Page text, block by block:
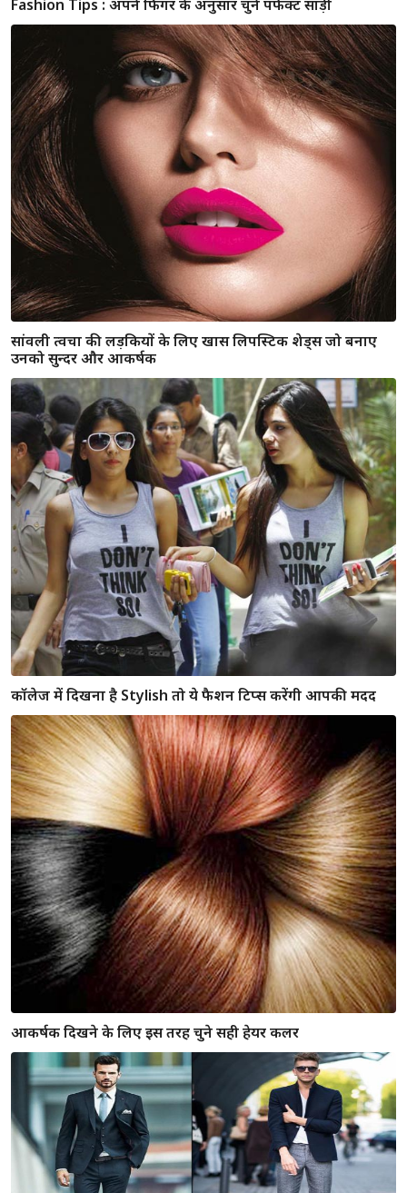
Fashion Tips : New Year Party में अपने शरीर की बनावट के
हिसाब से यूं चुनें कपड़ें और दिखें Stylish
Fashion Tips : अपने फिगर के अनुसार चुनें पर्फेक्ट साड़ी
सांवली त्वचा की लड़कियों के लिए खास लिपस्टिक शेड्स जो बनाए
उनको सुन्दर और आकर्षक
कॉलेज में दिखना है Stylish तो ये फैशन टिप्स करेंगी आपकी मदद